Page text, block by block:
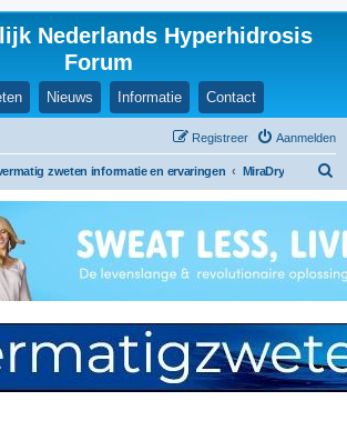
Nederlands Hyperhidrosis
Forum
Nieuws Informatie Contact
Aanmelden
Registreer
zweten informatie en ervaringen MiraDry
k